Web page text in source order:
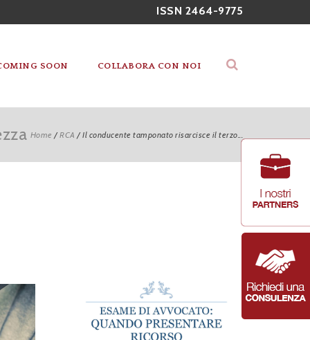
ISSN 2464-9775
SOON COLLABORA CON NOI
Home /RCA /Il conducente tamponato risarcisce il terzo...